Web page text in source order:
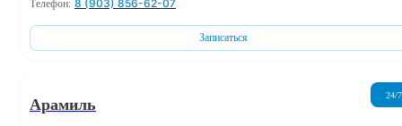
Телефон: 8 (903) 856-62-07
Записаться
Арамиль
24/7